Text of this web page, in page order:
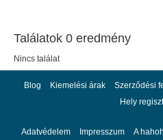
Találatok 0 eredmény
Nincs találat
Blog Kiemelési árak Szerződési
Hely
Adatvédelem Impresszum A